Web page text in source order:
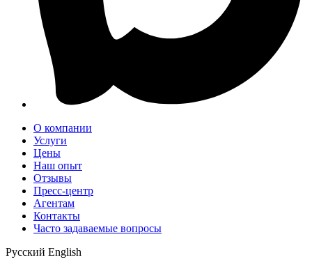
О компании
Услуги
Цены
Наш опыт
Отзывы
Пресс-центр
Агентам
Контакты
Часто задаваемые вопросы
Русский English